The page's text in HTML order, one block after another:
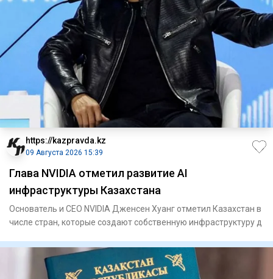
https://kazpravda.kz
09 Августа 2026 15:39
Глава NVIDIA отметил развитие AI
инфраструктуры Казахстана
Основатель и CEO NVIDIA Дженсен Хуанг отметил Казахстан в
числе стран, которые создают собственную инфраструктуру д